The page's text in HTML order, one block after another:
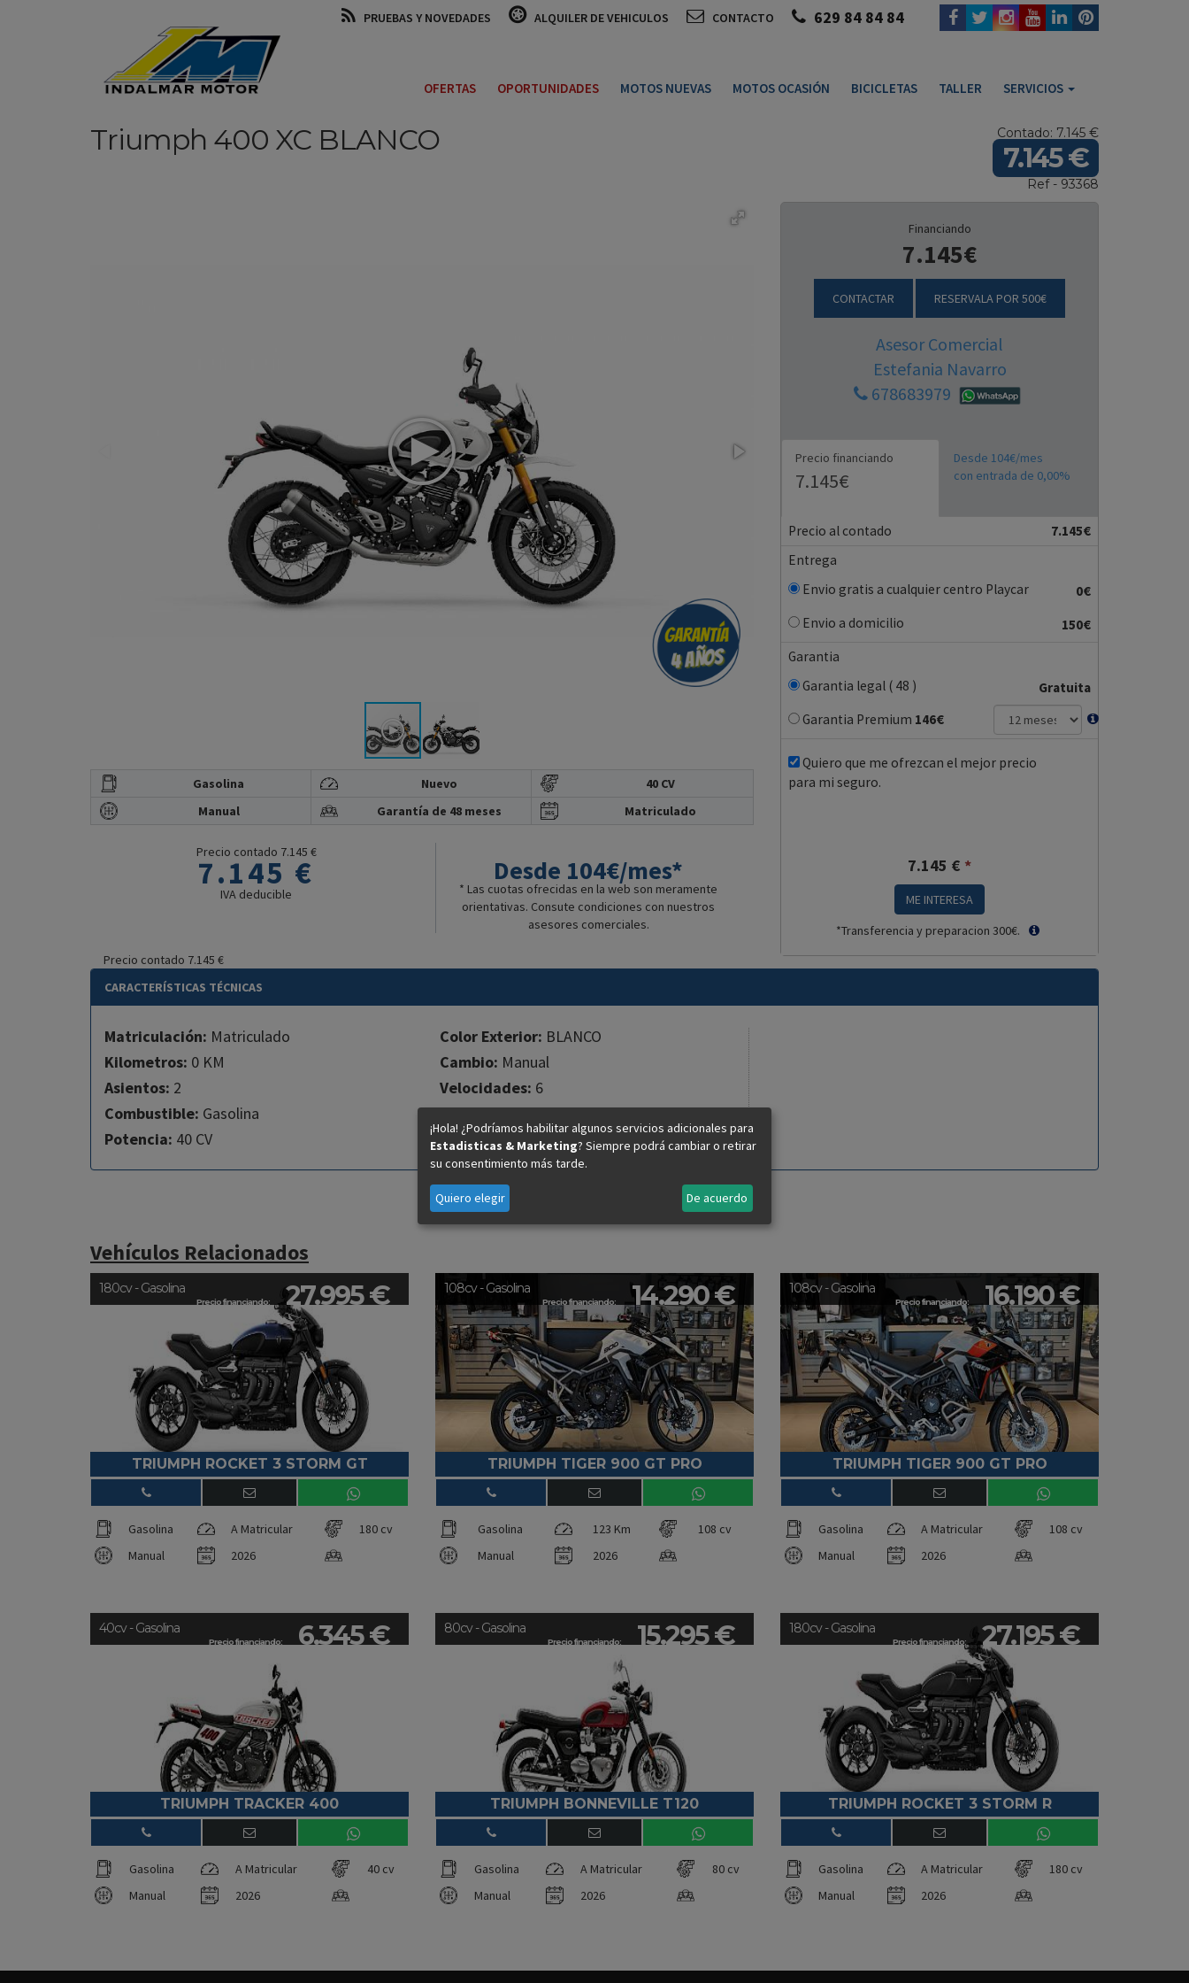
PRUEBAS Y NOVEDADES ALQUILER DE VEHICULOS CONTACTO 629 84 84 84
OFERTAS OPORTUNIDADES MOTOS NUEVAS MOTOS OCASIÓN BICICLETAS TALLER SERVICIOS
Contado: 7.145 €
7.145 €
Ref - 93368
Triumph 400 XC BLANCO
Gasolina Nuevo
40 CV
Manual
Garantía de 48 meses Matriculado
Precio contado 7.145 €
7.145 €
IVA deducible
Desde 104€/mes*
* Las cuotas ofrecidas en la web son meramente
orientativas. Consute condiciones con nuestros
asesores comerciales.
Precio contado 7.145 €
Financiando
7.145€
CONTACTAR RESERVALA POR 500€
Asesor Comercial
Estefania Navarro
678683979
Precio financiando
7.145€
Desde 104€/mes
con entrada de 0,00%
Precio al contado
7.145€
Entrega
Envio gratis a cualquier centro Playcar
0€
Envio a domicilio
150€
Garantia
Garantia legal ( 48 )
Gratuita
Garantia Premium 146€
Quiero que me ofrezcan el mejor precio
para mi seguro.
7.145 € *
ME INTERESA
*Transferencia y preparacion 300€.
CARACTERÍSTICAS TÉCNICAS
Matriculación: Matriculado
Kilometros: 0 KM
Asientos: 2
Combustible: Gasolina
Potencia: 40 CV
Color Exterior: BLANCO
Cambio: Manual
Velocidades: 6
Cilindros:1
Cilindrada:398 cc.
Vehículos Relacionados
Precio financiando: 27.995 €
180cv - Gasolina
TRIUMPH ROCKET 3 STORM GT
Gasolina A Matricular
180 cv
Manual
2026
Precio financiando: 14.290 €
108cv - Gasolina
TRIUMPH TIGER 900 GT PRO
Gasolina 123 Km
108 cv
Manual
2026
Precio financiando: 16.190 €
108cv - Gasolina
TRIUMPH TIGER 900 GT PRO
Gasolina A Matricular
108 cv
Manual
2026
Precio financiando: 6.345 €
40cv - Gasolina
TRIUMPH TRACKER 400
Gasolina A Matricular
40 cv
Manual
2026
Precio financiando: 15.295 €
80cv - Gasolina
TRIUMPH BONNEVILLE T120
Gasolina A Matricular
80 cv
Manual
2026
Precio financiando: 27.195 €
180cv - Gasolina
TRIUMPH ROCKET 3 STORM R
Gasolina A Matricular
180 cv
Manual
2026
¡Hola! ¿Podríamos habilitar algunos servicios adicionales para
Estadisticas & Marketing? Siempre podrá cambiar o retirar
su consentimiento más tarde.
Quiero elegir De acuerdo